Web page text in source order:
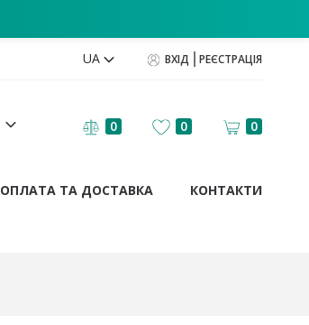
UA ВХІД РЕЄСТРАЦІЯ
0 0 0
ОПЛАТА ТА ДОСТАВКА КОНТАКТИ